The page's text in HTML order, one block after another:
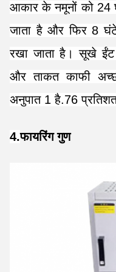
आकार के नमूनों को 24
जाता है और फिर 8
रखा जाता है। सूखे ईंट
और ताकत काफी
अनुपात 1 है.76
4.फायरिंग गुण